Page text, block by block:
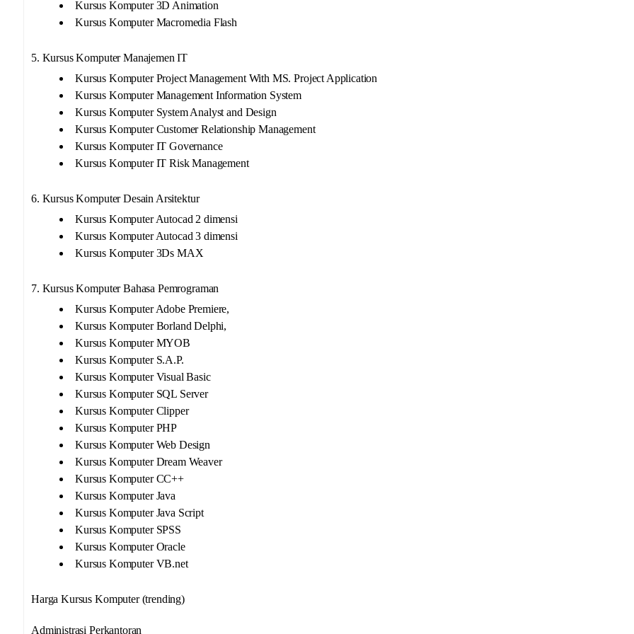
Kursus Komputer 3D Animation
Kursus Komputer Macromedia Flash
5. Kursus Komputer Manajemen IT
Kursus Komputer Project Management With MS. Project Application
Kursus Komputer Management Information System
Kursus Komputer System Analyst and Design
Kursus Komputer Customer Relationship Management
Kursus Komputer IT Governance
Kursus Komputer IT Risk Management
6. Kursus Komputer Desain Arsitektur
Kursus Komputer Autocad 2 dimensi
Kursus Komputer Autocad 3 dimensi
Kursus Komputer 3Ds MAX
7. Kursus Komputer Bahasa Pemrograman
Kursus Komputer Adobe Premiere,
Kursus Komputer Borland Delphi,
Kursus Komputer MYOB
Kursus Komputer S.A.P.
Kursus Komputer Visual Basic
Kursus Komputer SQL Server
Kursus Komputer Clipper
Kursus Komputer PHP
Kursus Komputer Web Design
Kursus Komputer Dream Weaver
Kursus Komputer CC++
Kursus Komputer Java
Kursus Komputer Java Script
Kursus Komputer SPSS
Kursus Komputer Oracle
Kursus Komputer VB.net
Harga Kursus Komputer (trending)
Administrasi Perkantoran